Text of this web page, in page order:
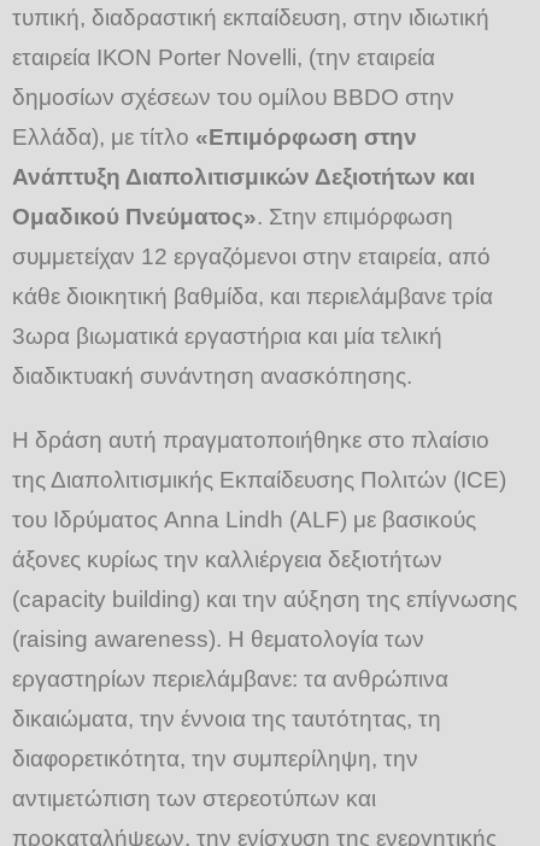
τυπική, διαδραστική εκπαίδευση, στην ιδιωτική
εταιρεία ΙΚΟΝ Porter Novelli, (την εταιρεία
δημοσίων σχέσεων του ομίλου BBDO στην
Ελλάδα), με τίτλο «Επιμόρφωση στην
Ανάπτυξη Διαπολιτισμικών Δεξιοτήτων και
Ομαδικού Πνεύματος». Στην επιμόρφωση
συμμετείχαν 12 εργαζόμενοι στην εταιρεία, από
κάθε διοικητική βαθμίδα, και περιελάμβανε τρία
3ωρα βιωματικά εργαστήρια και μία τελική
διαδικτυακή συνάντηση ανασκόπησης.
Η δράση αυτή πραγματοποιήθηκε στο πλαίσιο
της Διαπολιτισμικής Εκπαίδευσης Πολιτών (ICE)
του Ιδρύματος Anna Lindh (ALF) με βασικούς
άξονες κυρίως την καλλιέργεια δεξιοτήτων
(capacity building) και την αύξηση της επίγνωσης
(raising awareness). Η θεματολογία των
εργαστηρίων περιελάμβανε: τα ανθρώπινα
δικαιώματα, την έννοια της ταυτότητας, τη
διαφορετικότητα, την συμπερίληψη, την
αντιμετώπιση των στερεοτύπων και
προκαταλήψεων, την ενίσχυση της ενεργητικής